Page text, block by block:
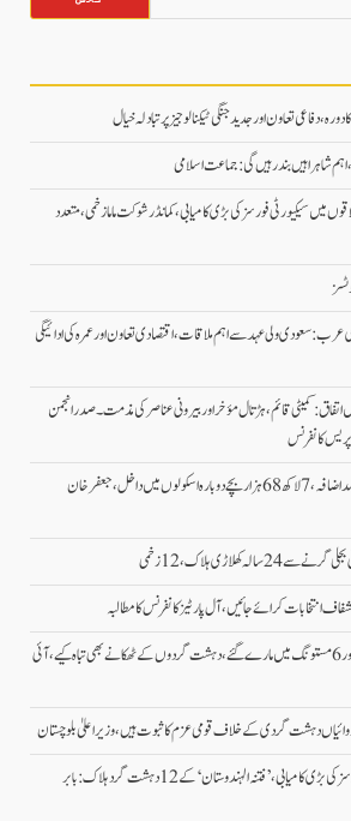
دفاعی تعاون اور جدید جنگی ٹیکنالوجیز پر تبادلہ خیال
شاہراہیں بند رہیں گی: جماعت اسلامی
کے نواحی علاقوں میں سیکیورٹی فورسز کی بڑی کامیابی، کمانڈر شوکت ماما زخمی، متعدد
سعودی ولی عہد سے اہم ملاقات، اقتصادی تعاون اور عمرہ کی ادائیگی
اتفاق: کمیٹی قائم، ہڑتال مؤخر اور بیرونی عناصر کی مذمت۔ صدر انجمن
پریس کانفرنس
بلوچستان میں شرح خواندگی میں 7 فیصد اضافہ، 7 لاکھ 68 ہزار بچے دوبارہ اسکولوں میں داخل،جعفرخان
کھلاڑی ہلاک، 12 زخمی
انتخابات کرائے جائیں، آل پارٹیز کانفرنس کا مطالبہ
فتنہ الہندوستان کے 6 خوارج واشک اور 6 مستونگ میں مارے گئے، دہشت گردوں کے ٹھکانے بھی تباہ کیے،آئی
دہشت گردی کے خلاف قومی عزم کا ثبوت ہیں، وزیر اعلیٰ بلوچستان
واشک اور مستونگ میں سیکیورٹی فورسز کی بڑی کامیابی، ’فتنہ الہندوستان‘ کے 12 دہشت گرد ہلاک: بابر